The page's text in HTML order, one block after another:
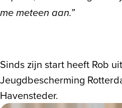
me meteen aan.”
Sinds zijn start heeft Rob
Jeugdbescherming
Havensteder.